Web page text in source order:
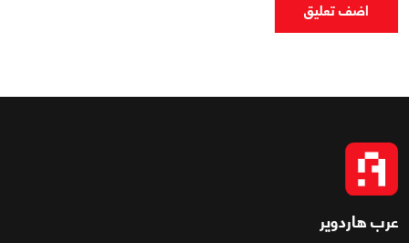
اضف تعليق
عرب هاردوير